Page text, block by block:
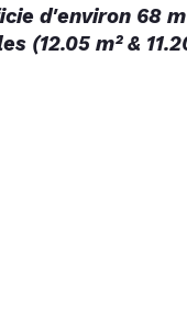
d'environ 68
(12.05 m² &